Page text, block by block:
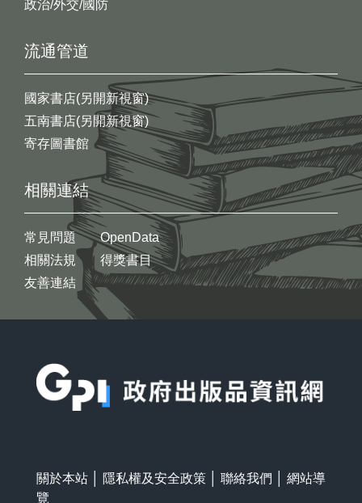
政治/外交/國防
流通管道
國家書店(另開新視窗)
五南書店(另開新視窗)
寄存圖書館
相關連結
常見問題
相關法規
友善連結
OpenData
得獎書目
關於本站 隱私權及安全政策 聯絡我們
網站導
覽